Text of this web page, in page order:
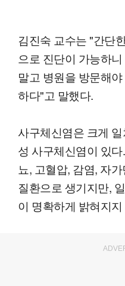
김진숙 교수는 "간단
으로 진단이 가능하
말고 병원을 방문해
하다"고 말했다.
사구체신염은 크게
성 사구체신염이 있
뇨, 고혈압, 감염, 자
질환으로 생기지만,
이 명확하게 밝혀지